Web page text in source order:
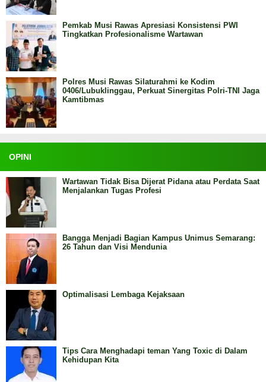
Pemkab Musi Rawas Apresiasi Konsistensi PWI
Tingkatkan Profesionalisme Wartawan
Polres Musi Rawas Silaturahmi ke Kodim
0406/Lubuklinggau, Perkuat Sinergitas Polri-TNI Jaga
Kamtibmas
OPINI
Wartawan Tidak Bisa Dijerat Pidana atau Perdata Saat
Menjalankan Tugas Profesi
Bangga Menjadi Bagian Kampus Unimus Semarang:
26 Tahun dan Visi Mendunia
Optimalisasi Lembaga Kejaksaan
Tips Cara Menghadapi teman Yang Toxic di Dalam
Kehidupan Kita